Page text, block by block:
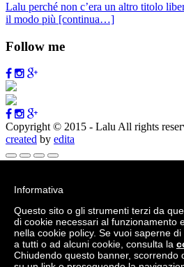
Lalu perché non c’era un altro titolo
il modo più [continua…]
Follow me
Copyright © 2015 - Lalu All rights
created by edita
WordPress.org
Documentazione
Supporto
Feedback
Accedi
Informativa
Questo sito o gli strumenti terzi da
di cookie necessari al funzionamento
nella cookie policy. Se vuoi saperne
a tutti o ad alcuni cookie, consulta la
Chiudendo questo banner, scorrendo